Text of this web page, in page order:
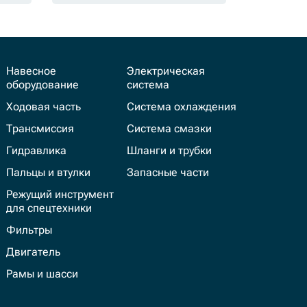
Навесное
оборудование
Ходовая часть
Трансмиссия
Гидравлика
Пальцы и втулки
Режущий инструмент
для спецтехники
Фильтры
Двигатель
Рамы и шасси
Электрическая
система
Система охлаждения
Система смазки
Шланги и трубки
Запасные части